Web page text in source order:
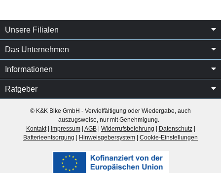
Unsere Filialen
Das Unternehmen
Informationen
Ratgeber
© K&K Bike GmbH - Vervielfältigung oder Wiedergabe, auch
auszugsweise, nur mit Genehmigung.
Kontakt| Impressum| AGB| Widerrufsbelehrung Datenschutz|
Batterieentsorgung
Hinweisgebersystem Cookie-Einstellungen